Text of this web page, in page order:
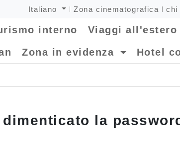
Italiano Zona cinematografica chi
interno Viaggi all'estero
Zona in evidenza Hotel
dimenticato la